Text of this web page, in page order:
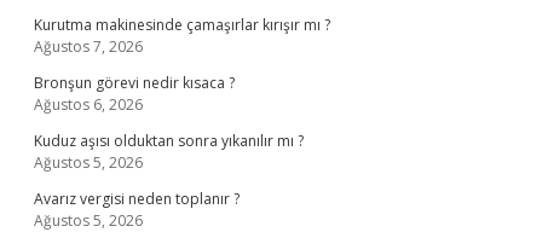
Kurutma makinesinde çamaşırlar kırışır mı ?
Ağustos 7, 2026
Bronşun görevi nedir kısaca ?
Ağustos 6, 2026
Kuduz aşısı olduktan sonra yıkanılır mı ?
Ağustos 5, 2026
Avarız vergisi neden toplanır ?
Ağustos 5, 2026